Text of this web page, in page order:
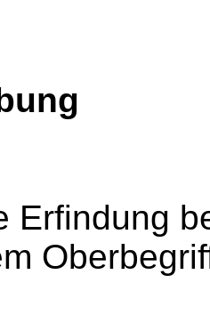
Erfindung